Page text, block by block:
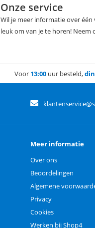
Onze service
Wil je meer informatie over één
leuk om van je te horen! Neem
Voor 13:00uur besteld,
Meer informatie
Over ons
Beoordelingen
Algemene
Privacy
Cookies
Werken bij Shop4